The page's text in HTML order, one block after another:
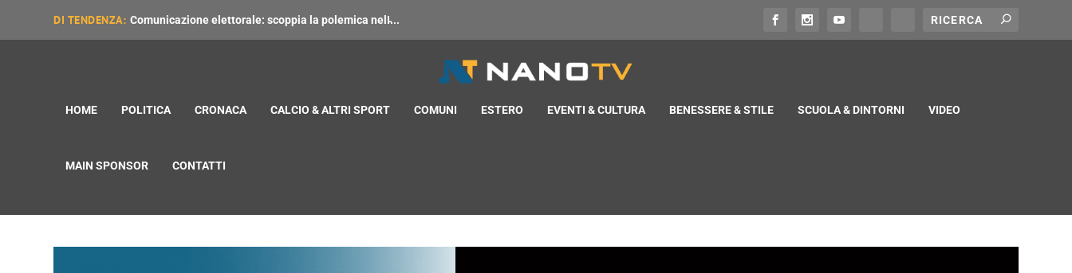
DI TENDENZA: Comunicazione elettorale: scoppia la polemica nell̵...
HOME POLITICA CRONACA CALCIO & ALTRI SPORT COMUNI ESTERO EVENTI & CULTURA BENESSERE & STILE SCUOLA & DINTORNI VIDEO
MAIN SPONSOR CONTATTI